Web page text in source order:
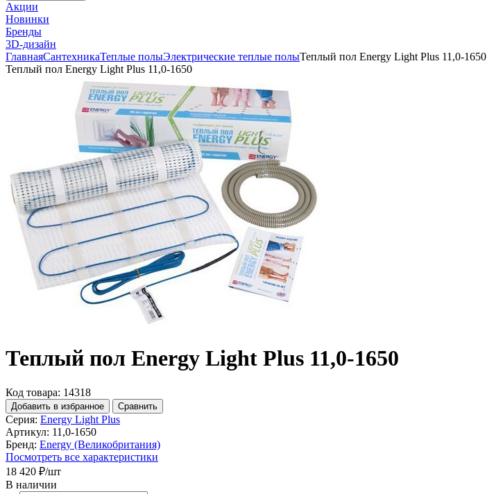
Акции
Новинки
Бренды
3D-дизайн
ГлавнаяСантехникаТеплые полыЭлектрические теплые полыТеплый пол Energy Light Plus 11,0-1650
Теплый пол Energy Light Plus 11,0-1650
Теплый пол Energy Light Plus 11,0-1650
Код товара: 14318
Добавить в избранное Сравнить
Серия: Energy Light Plus
Артикул: 11,0-1650
Бренд: Energy (Великобритания)
Посмотреть все характеристики
18 420 ₽/шт
В наличии